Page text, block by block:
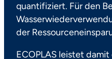
quantifiziert. Für den
der
ECOPLAS leistet